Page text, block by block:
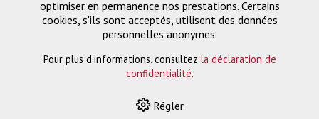
Filtre
optimiser en permanence nos prestations. Certains
cookies, s'ils sont acceptés, utilisent des données
personnelles anonymes.
Pour plus d'informations, consultez la déclaration de
confidentialité.
Régler